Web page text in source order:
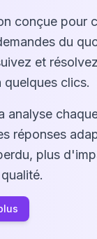
conçue pour
du
et
quelques clics.
analyse
réponses
plus